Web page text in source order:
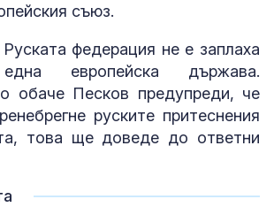
съюз.
федерация не е заплаха
европейска държава.
обаче Песков предупреди, че
руските притеснения
това ще доведе до ответни